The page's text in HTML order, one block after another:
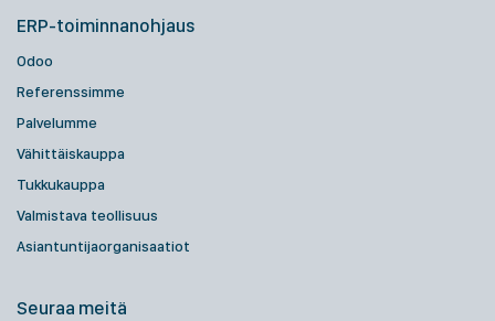
ERP-toiminnanohjaus
Odoo
Referenssimme
Palvelumme
Vähittäiskauppa
Tukkukauppa
Valmistava teollisuus
Asiantuntijaorganisaatiot
Seuraa meitä